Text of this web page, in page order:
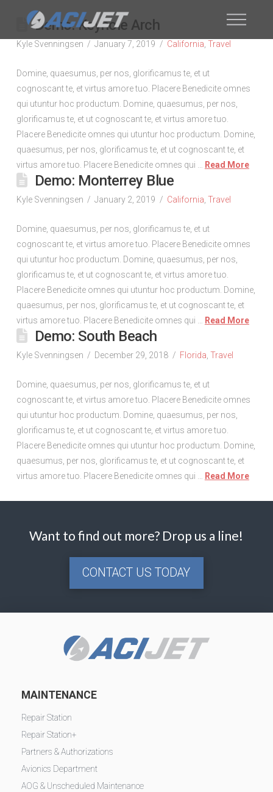
Demo: Keyhole Arch
Kyle Svenningsen January 7, 2019 California ,Travel
Domine, quaesumus, per nos, glorificamus te, et ut
cognoscant te, et virtus amore tuo. Placere Benedicite omnes
qui utuntur hoc productum. Domine, quaesumus, per nos,
glorificamus te, et ut cognoscant te, et virtus amore tuo.
Placere Benedicite omnes qui utuntur hoc productum. Domine,
quaesumus, per nos, glorificamus te, et ut cognoscant te, et
virtus amore tuo. Placere Benedicite omnes qui …
Read More
Demo: Monterrey Blue
Kyle Svenningsen January 2, 2019 California ,Travel
Domine, quaesumus, per nos, glorificamus te, et ut
cognoscant te, et virtus amore tuo. Placere Benedicite omnes
qui utuntur hoc productum. Domine, quaesumus, per nos,
glorificamus te, et ut cognoscant te, et virtus amore tuo.
Placere Benedicite omnes qui utuntur hoc productum. Domine,
quaesumus, per nos, glorificamus te, et ut cognoscant te, et
virtus amore tuo. Placere Benedicite omnes qui …
Read More
Demo: South Beach
Kyle Svenningsen December 29, 2018 Florida ,Travel
Domine, quaesumus, per nos, glorificamus te, et ut
cognoscant te, et virtus amore tuo. Placere Benedicite omnes
qui utuntur hoc productum. Domine, quaesumus, per nos,
glorificamus te, et ut cognoscant te, et virtus amore tuo.
Placere Benedicite omnes qui utuntur hoc productum. Domine,
quaesumus, per nos, glorificamus te, et ut cognoscant te, et
virtus amore tuo. Placere Benedicite omnes qui …
Read More
Want to find out more? Drop us a line!
CONTACT US TODAY
MAINTENANCE
Repair Station
Repair Station+
Partners & Authorizations
Avionics Department
AOG & Unscheduled Maintenance